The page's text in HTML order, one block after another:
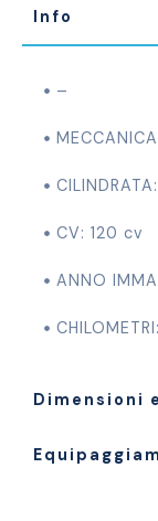
Info
–
CV: 120 cv
ANNO
Dimensioni